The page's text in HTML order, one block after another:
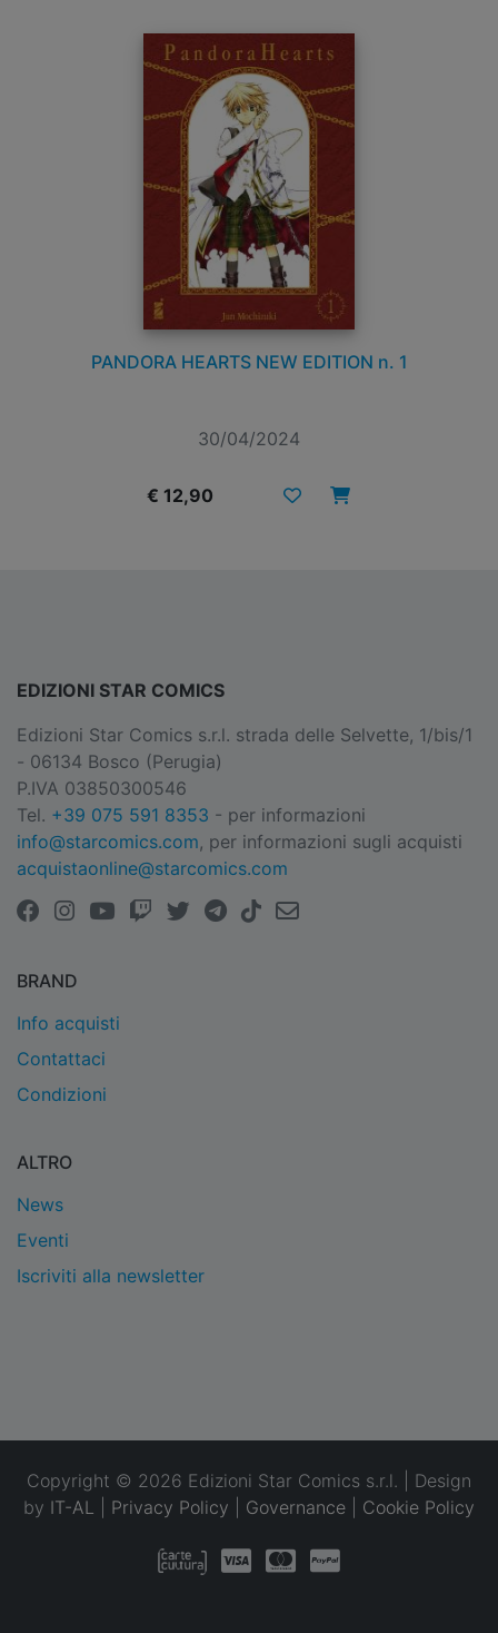
PANDORA HEARTS NEW EDITION n. 1
30/04/2024
€ 12,90
EDIZIONI STAR COMICS
Edizioni Star Comics s.r.l. strada delle Selvette, 1/bis/1
- 06134 Bosco (Perugia)
P.IVA 03850300546
Tel. +39 075 591 8353 - per informazioni
info@starcomics.com, per informazioni sugli acquisti
acquistaonline@starcomics.com
BRAND
Info acquisti
Contattaci
Condizioni
ALTRO
News
Eventi
Iscriviti alla newsletter
Copyright © 2026 Edizioni Star Comics s.r.l. | Design
by IT-AL Privacy Policy Governance Cookie Policy